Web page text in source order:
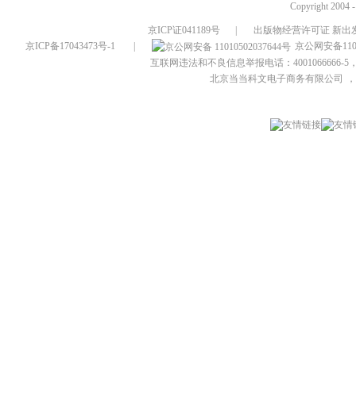
Copyright 2004
京ICP证041189号
出版物经营许可证 新出
京ICP备17043473号-1
京公网安备
互联网违法和不良信息举报电话：4001066666-5
北京当当科文电子商务有限公司